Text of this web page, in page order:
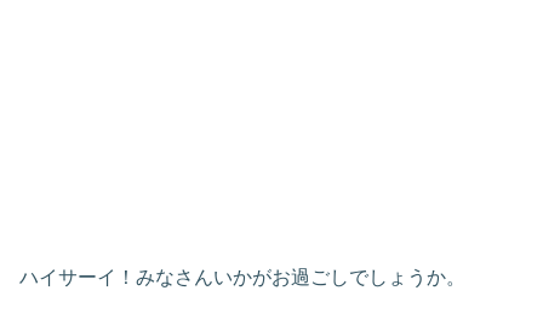
ハイサーイ！みなさんいかがお過ごしでしょうか。